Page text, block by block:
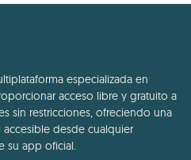
especializada en
acceso libre y gratuito a
sin restricciones, ofreciendo una
desde cualquier
su app oficial.